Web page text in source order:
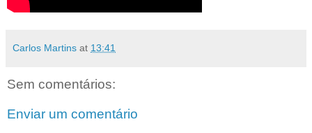
Carlos Martins at 13:41
Sem comentários:
Enviar um comentário